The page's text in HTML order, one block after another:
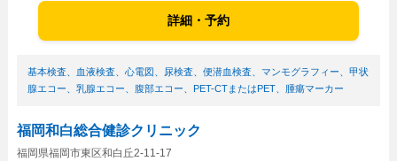
詳細・予約
基本検査、 血液検査、 心電図 尿検査、 便潜血検査、 マンモグラフィー
甲状
腺エコー
乳腺エコー 腹部エコー PET-CTまたはPET、 腫瘍マーカー
福岡和白総合健診クリニック
福岡県福岡市東区和白丘2-11-17